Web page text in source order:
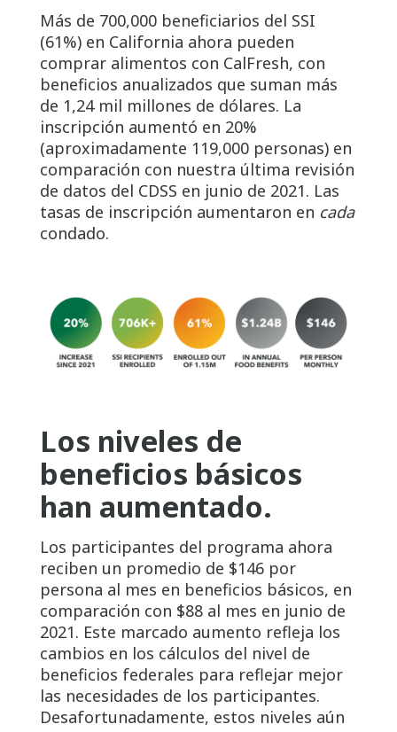
Más de 700,000 beneficiarios del SSI
(61%) en California ahora pueden
comprar alimentos con CalFresh, con
beneficios anualizados que suman más
de 1,24 mil millones de dólares. La
inscripción aumentó en 20%
(aproximadamente 119,000 personas) en
comparación con nuestra última revisión
de datos del CDSS en junio de 2021. Las
tasas de inscripción aumentaron en cada
condado.
Los niveles de
beneficios básicos
han aumentado.
Los participantes del programa ahora
reciben un promedio de $146 por
persona al mes en beneficios básicos, en
comparación con $88 al mes en junio de
2021. Este marcado aumento refleja los
cambios en los cálculos del nivel de
beneficios federales para reflejar mejor
las necesidades de los participantes.
Desafortunadamente, estos niveles aún